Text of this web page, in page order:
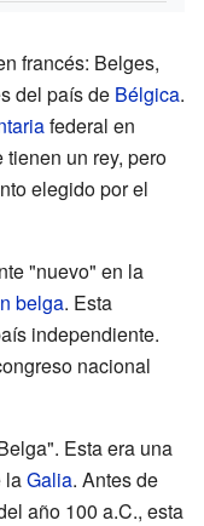
francés: Belges,
del país de Bélgica.
federal en
un rey, pero
elegido por el
"nuevo" en la
belga. Esta
independiente.
nacional
Esta era una
laGalia. Antes de
año 100 a.C., esta